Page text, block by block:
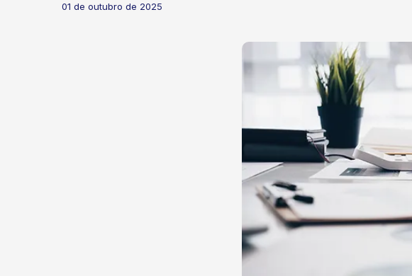
01 de outubro de 2025